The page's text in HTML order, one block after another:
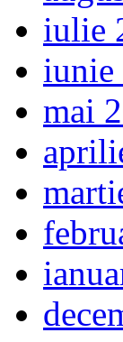
iulie
iunie
mai